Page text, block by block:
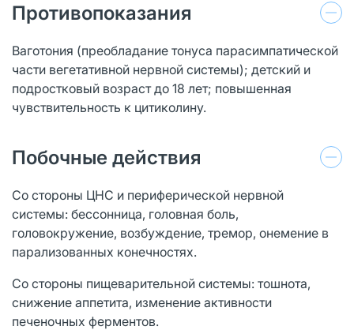
Противопоказания
Ваготония (преобладание тонуса парасимпатической
части вегетативной нервной системы); детский и
подростковый возраст до 18 лет; повышенная
чувствительность к цитиколину.
Побочные действия
Со стороны ЦНС и периферической нервной
системы: бессонница, головная боль,
головокружение, возбуждение, тремор, онемение в
парализованных конечностях.
Со стороны пищеварительной системы: тошнота,
снижение аппетита, изменение активности
печеночных ферментов.